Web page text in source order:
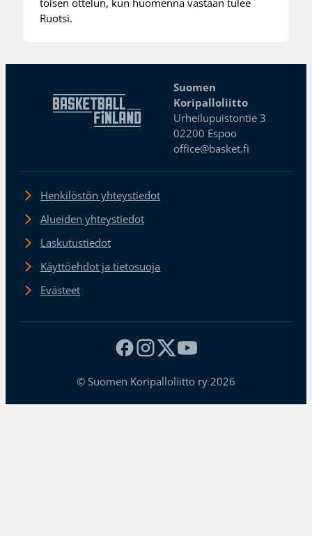
Ruotsi.
Suomen
Koripalloliitto
Urheilupuistontie 3
02200 Espoo
office@basket.fi
Henkilöstön yhteystiedot
Alueiden yhteystiedot
Laskutustiedot
Käyttöehdot ja tietosuoja
Evästeet
© Suomen Koripalloliitto ry 2026